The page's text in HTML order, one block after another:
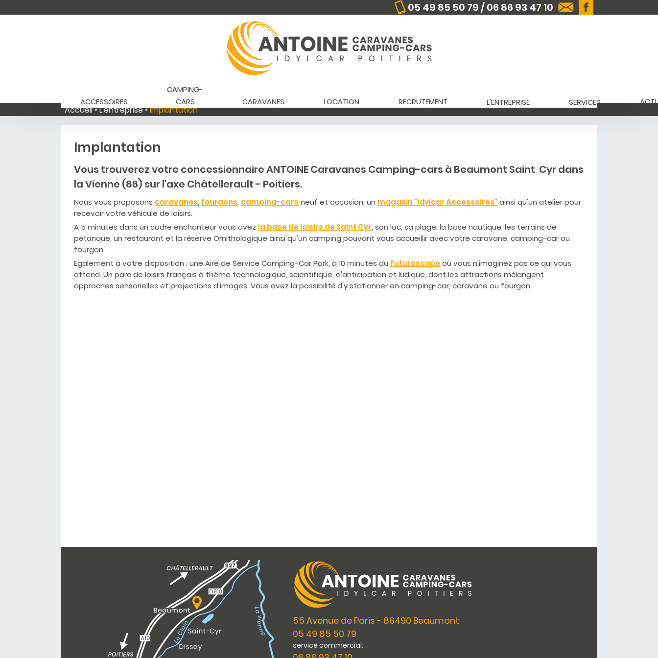
05 49 85 50 79 / 06 86 93 47 10
ACCESSOIRES
CAMPING-
CARS
CARAVANES LOCATION RECRUTEMENT L'ENTREPRISE SERVICES
Accueil L'entreprise Implantation
Implantation
Vous trouverez votre concessionnaire ANTOINE Caravanes Camping-cars à Beaumont Saint Cyr dans
la Vienne (86) sur l'axe Châtellerault - Poitiers.
Nous vous proposons caravanes, fourgons, camping-cars neuf et occasion, un magasin "Idylcar Accessoires" ainsi qu'un atelier pour
recevoir votre véhicule de loisirs.
A 5 minutes dans un cadre enchanteur vous avez la base de loisirs de Saint Cyr, son lac, sa plage, la base nautique, les terrains de
pétanque, un restaurant et la réserve Ornithologique ainsi qu'un camping pouvant vous accueillir avec votre caravane, camping-car ou
fourgon.
Egalement à votre disposition : une Aire de Service Camping-Car Park, à 10 minutes du Futuroscopeoù vous n'imaginez pas ce qui vous
attend. Un parc de loisirs français à thème technologique, scientifique, d'anticipation et ludique, dont les attractions mélangent
approches sensorielles et projections d'images. Vous avez la possibilité d'y stationner en camping-car, caravane ou fourgon.
55 Avenue de Paris - 86490 Beaumont
05 49 85 50 79
service commercial: